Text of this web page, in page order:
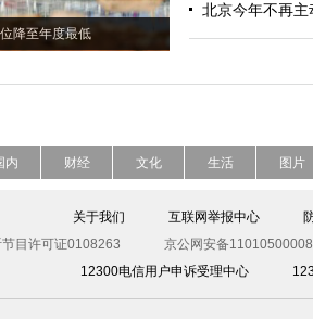
降至年度最低
北京今年不再
内 财经 文化 生活 图片
关于我们 互联网举报中心
目许可证0108263
京公网安备
12300电信用户申诉受理中心